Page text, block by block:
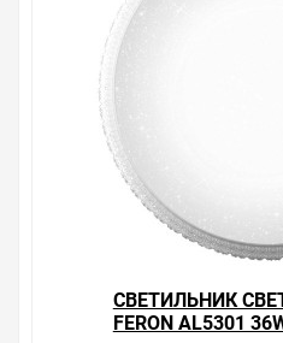
с прайсом в других
оптимальное соотношение
ассортимента. Перечень
продаем, насчитывает
сайте можно найти как
повышенным спросом, так и
магазинах купить сложно.
мы уделяем особое
делается на безопасность и
же цена - 3 118.36 ₽ может
как у нас действуют
Мы предлагаем большой
Бытовые Бытовые
СВЕТИЛЬНИК
FERON AL5301